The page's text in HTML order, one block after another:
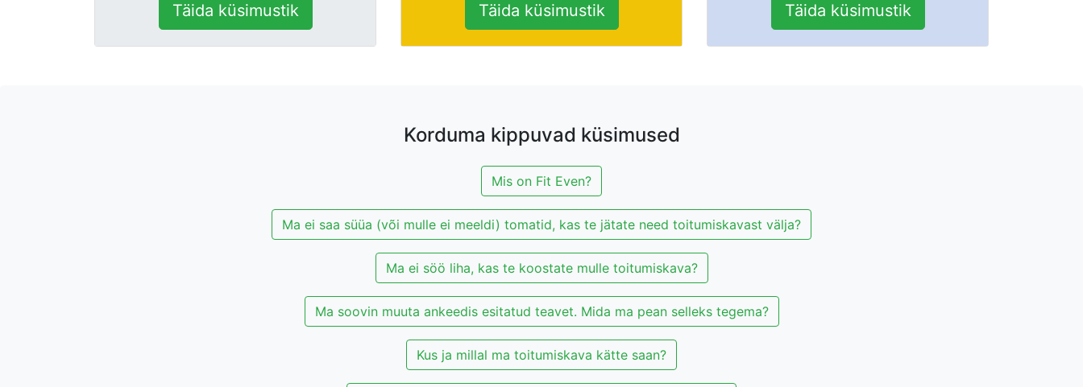
Täida küsimustik Täida küsimustik Täida küsimustik
Korduma kippuvad küsimused
Mis on Fit Even?
Ma ei saa süüa (või mulle ei meeldi) tomatid, kas te jätate need toitumiskavast välja?
Ma ei söö liha, kas te koostate mulle toitumiskava?
Ma soovin muuta ankeedis esitatud teavet. Mida ma pean selleks tegema?
Kus ja millal ma toitumiskava kätte saan?